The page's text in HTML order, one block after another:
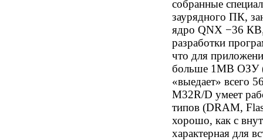
собранные
заурядного ПК,
ядро QNX −36 КВ,
разработки
что для
больше 1МВ ОЗУ
«выедает» всего
M32R/D умеет
типов (DRAM,
хорошо, как с
характерная для